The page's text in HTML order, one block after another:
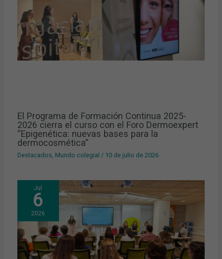
El Programa de Formación Continua 2025-
2026 cierra el curso con el Foro Dermoexpert
“Epigenética: nuevas bases para la
dermocosmética”
Destacados Mundo colegial / 10 de julio de 2026
Jul
6
2026